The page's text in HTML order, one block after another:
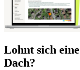
Lohnt sich
Dach?